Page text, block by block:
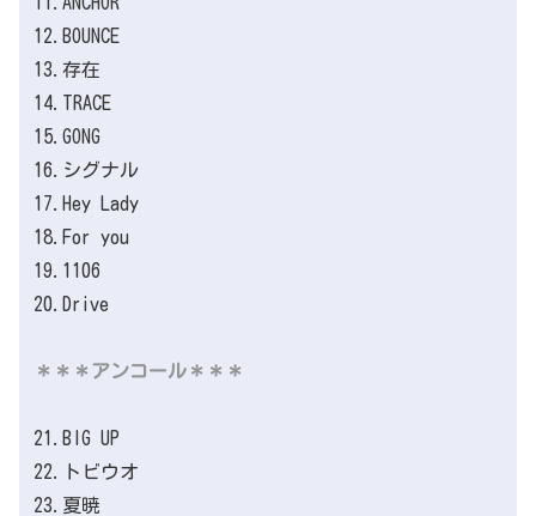
12.BOUNCE
13.存在
14.TRACE
15.GONG
16.シグナル
17.Hey Lady
18.For you
19.1106
20.Drive
＊＊＊アンコール＊＊＊
21.BIG UP
22.トビウオ
23.夏暁